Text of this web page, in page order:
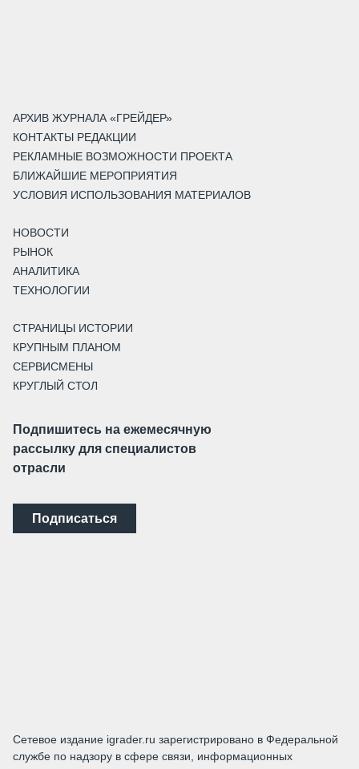
АРХИВ ЖУРНАЛА «ГРЕЙДЕР»
КОНТАКТЫ РЕДАКЦИИ
РЕКЛАМНЫЕ ВОЗМОЖНОСТИ ПРОЕКТА
БЛИЖАЙШИЕ МЕРОПРИЯТИЯ
УСЛОВИЯ ИСПОЛЬЗОВАНИЯ МАТЕРИАЛОВ
НОВОСТИ
РЫНОК
АНАЛИТИКА
ТЕХНОЛОГИИ
СТРАНИЦЫ ИСТОРИИ
КРУПНЫМ ПЛАНОМ
СЕРВИСМЕНЫ
КРУГЛЫЙ СТОЛ
Подпишитесь на ежемесячную
рассылку для специалистов
отрасли
Подписаться
Сетевое издание igrader.ru зарегистрировано в Федеральной
службе по надзору в сфере связи, информационных